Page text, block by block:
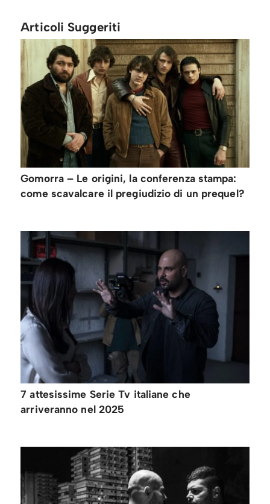
Articoli Suggeriti
Gomorra – Le origini, la conferenza stampa:
come scavalcare il pregiudizio di un prequel?
7 attesissime Serie Tv italiane che
arriveranno nel 2025